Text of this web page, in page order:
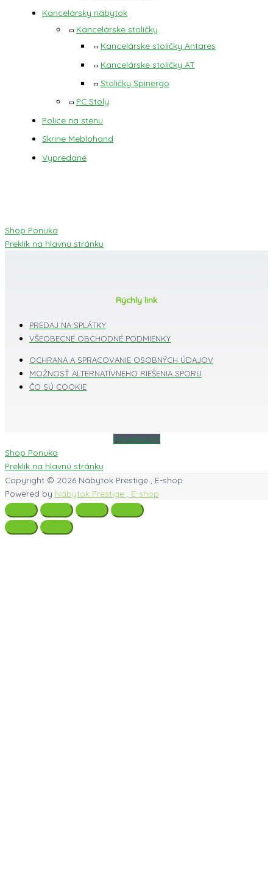
Kancelársky nábytok
Kancelárske stoličky
Kancelárske stoličky Antares
Kancelárske stoličky AT
Stoličky Spinergo
PC Stoly
Police na stenu
Skrine Meblohand
Vypredané
Shop Ponuka
Preklik na hlavnú stránku
Rýchly link
PREDAJ NA SPLÁTKY
VŠEOBECNÉ OBCHODNÉ PODMIENKY
OCHRANA A SPRACOVANIE OSOBNÝCH ÚDAJOV
MOŽNOSŤ ALTERNATÍVNEHO RIEŠENIA SPORU
ČO SÚ COOKIE
Facebook-f
Shop Ponuka
Preklik na hlavnú stránku
Copyright © 2026 Nábytok Prestige , E-shop
Powered by Nábytok Prestige , E-shop